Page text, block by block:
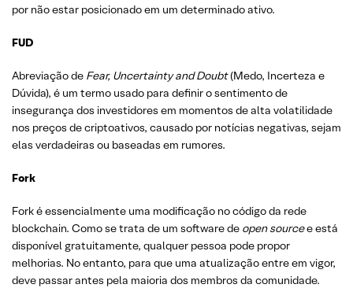
por não estar posicionado em um determinado ativo.
FUD
Abreviação de Fear, Uncertainty and Doubt(Medo, Incerteza e
Dúvida), é um termo usado para definir o sentimento de
insegurança dos investidores em momentos de alta volatilidade
nos preços de criptoativos, causado por notícias negativas, sejam
elas verdadeiras ou baseadas em rumores.
Fork
Fork é essencialmente uma modificação no código da rede
blockchain. Como se trata de um software de open sourcee está
disponível gratuitamente, qualquer pessoa pode propor
melhorias. No entanto, para que uma atualização entre em vigor,
deve passar antes pela maioria dos membros da comunidade.